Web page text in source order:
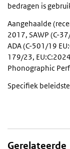
bedragen is
Aangehaalde
2017, SAWP (C-
ADA (C-501/19
179/23,
Phonographic
Specifiek
Gerelateerde